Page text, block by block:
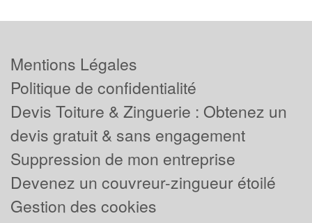
Mentions Légales
Politique de confidentialité
Devis Toiture & Zinguerie : Obtenez un
devis gratuit & sans engagement
Suppression de mon entreprise
Devenez un couvreur-zingueur étoilé
Gestion des cookies